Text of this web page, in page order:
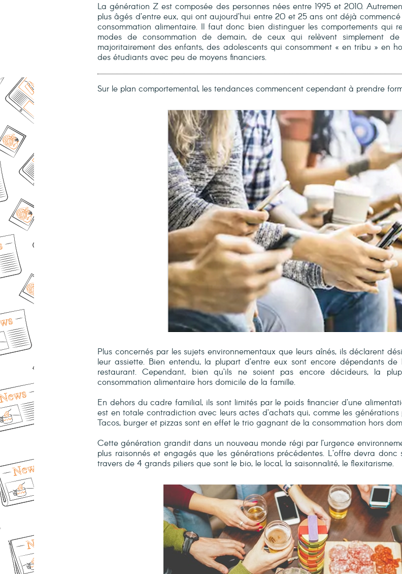
La génération Z est composée des personnes nées entre 1995 et 2010.
plus âgés d’entre eux, qui ont aujourd’hui entre 20 et 25 ans ont déjà
consommation alimentaire. Il faut donc bien distinguer les comportements qui
modes de consommation de demain, de ceux qui relèvent simplement
majoritairement des enfants, des adolescents qui consomment « en tribu » en
des étudiants avec peu de moyens financiers.
Sur le plan comportemental, les tendances commencent cependant à prendre
Plus concernés par les sujets environnementaux que leurs aînés, ils déclarent
leur assiette. Bien entendu, la plupart d’entre eux sont encore dépendants
restaurant. Cependant, bien qu’ils ne soient pas encore décideurs, la
consommation alimentaire hors domicile de la famille.
En dehors du cadre familial, ils sont limités par le poids financier d’une
est en totale contradiction avec leurs actes d’achats qui, comme les
Tacos, burger et pizzas sont en effet le trio gagnant de la consommation hors
Cette génération grandit dans un nouveau monde régi par l’urgence
plus raisonnés et engagés que les générations précédentes. L’offre devra
travers de 4 grands piliers que sont le bio, le local, la saisonnalité, le flexitarisme.